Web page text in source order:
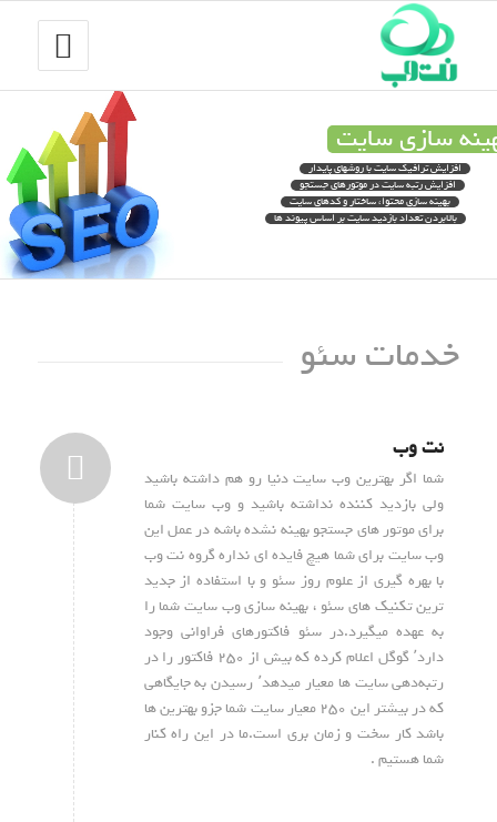
سازی سایت
افزایش ترافیک سایت با روشهای پایدار
افزایش رتبه سایت در موتورهای جستجو
بهینه سازی محتوا، ساختار و کدهای سایت
بالابردن تعداد بازدید سایت بر اساس پیوند ها
خدمات سئو
نت وب
شما اگر بهترین وب سایت دنیا رو هم داشته باشید
ولی بازدید کننده نداشته باشید و وب سایت شما
برای موتور های جستجو بهینه نشده باشه در عمل این
وب سایت برای شما هیچ فایده ای نداره گروه نت وب
با بهره گیری از علوم روز سئو و با استفاده از جدید
ترین تکنیک های سئو ، بهینه سازی وب سایت شما را
به عهده میگیرد.در سئو فاکتورهای فراوانی وجود
دارد٬ گوگل اعلام کرده که بیش از ۲۵۰ فاکتور را در
رتبه‌دهی سایت ها معیار میدهد٬ رسیدن به جایگاهی
که در بیشتر این ۲۵۰ معیار سایت شما جزو بهترین ها
باشد کار سخت و زمان بری است.ما در این راه کنار
شما هستیم .